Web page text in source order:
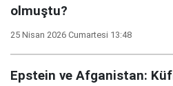
olmuştu?
25 Nisan 2026 Cumartesi 13:48
Epstein ve Afganistan: